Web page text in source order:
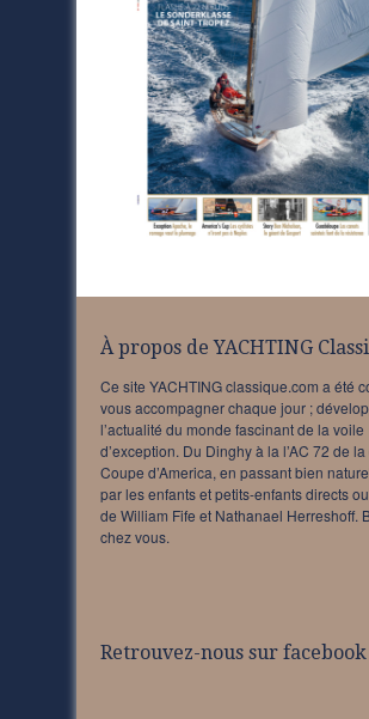
À propos de YACHTING
Ce site YACHTING classique.com a été
vous accompagner chaque jour ;
l’actualité du monde fascinant de la voile
d’exception. Du Dinghy à la l’AC 72 de
Coupe d’America, en passant bien
par les enfants et petits-enfants directs
de William Fife et Nathanael Herreshoff.
chez vous.
Retrouvez-nous sur facebook